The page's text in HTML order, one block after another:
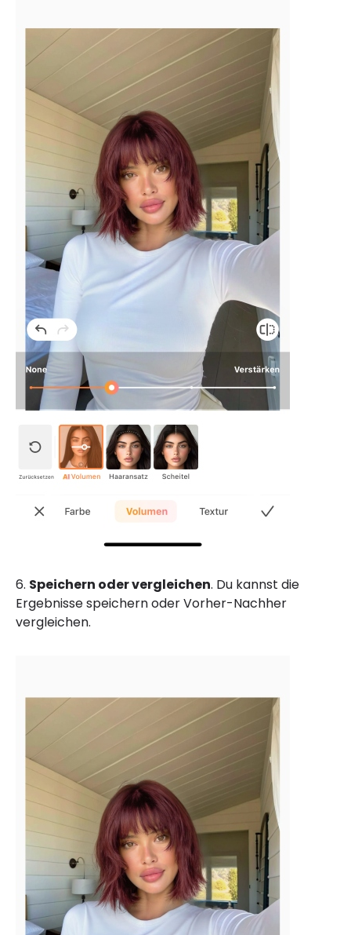
6. Speichern oder vergleichen. Du kannst die
Ergebnisse speichern oder Vorher-Nachher
vergleichen.